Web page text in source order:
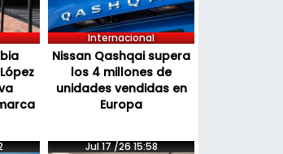
Internacional
Nissan Qashqai supera
los 4 millones de
unidades vendidas en
Europa
Jul 17 /26 15:58